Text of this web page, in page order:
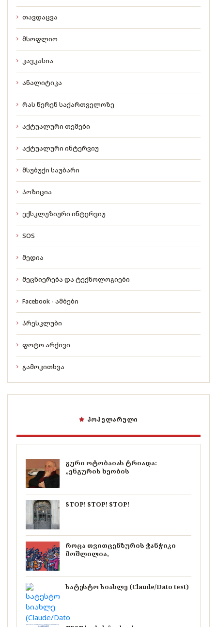
თავდაცვა
მსოფლიო
კავკასია
ანალიტიკა
რას წერენ საქართველოზე
აქტუალური თემები
აქტუალური ინტერვიუ
მსუბუქი საუბარი
პოზიცია
ექსკლუზიური ინტერვიუ
SOS
მედია
მეცნიერება და ტექნოლოგიები
Facebook - ამბები
პრესკლუბი
ფოტო არქივი
გამოკითხვა
ᲞᲝᲞᲣᲚᲐᲠᲣᲚᲘ
გური ოტობაიას ტრიადა:
„ენგურის ხეობის
STOP! STOP! STOP!
როცა თვითცენზურის ჭანჭიკი
მოშლილია,
სატესტო სიახლე (Claude/Dato test)